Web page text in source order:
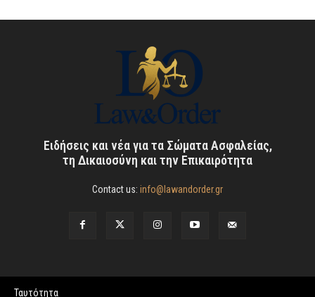
Ειδήσεις και νέα για τα Σώματα Ασφαλείας,
τη Δικαιοσύνη και την Επικαιρότητα
Contact us: info@lawandorder.gr
Ταυτότητα